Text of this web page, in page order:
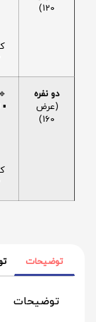
120)
دو نفره
(عرض
160)
🔹 6 تکه شامل:
توضیحات
توضیحات